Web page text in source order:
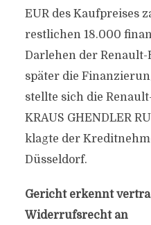
EUR des Kaufpreises
restlichen 18.000
Darlehen der
später die
stellte sich die
KRAUS GHENDLER
klagte der
Düsseldorf.
Gericht erkennt
Widerrufsrecht an